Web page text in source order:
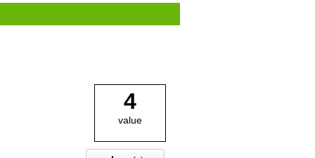
4
value